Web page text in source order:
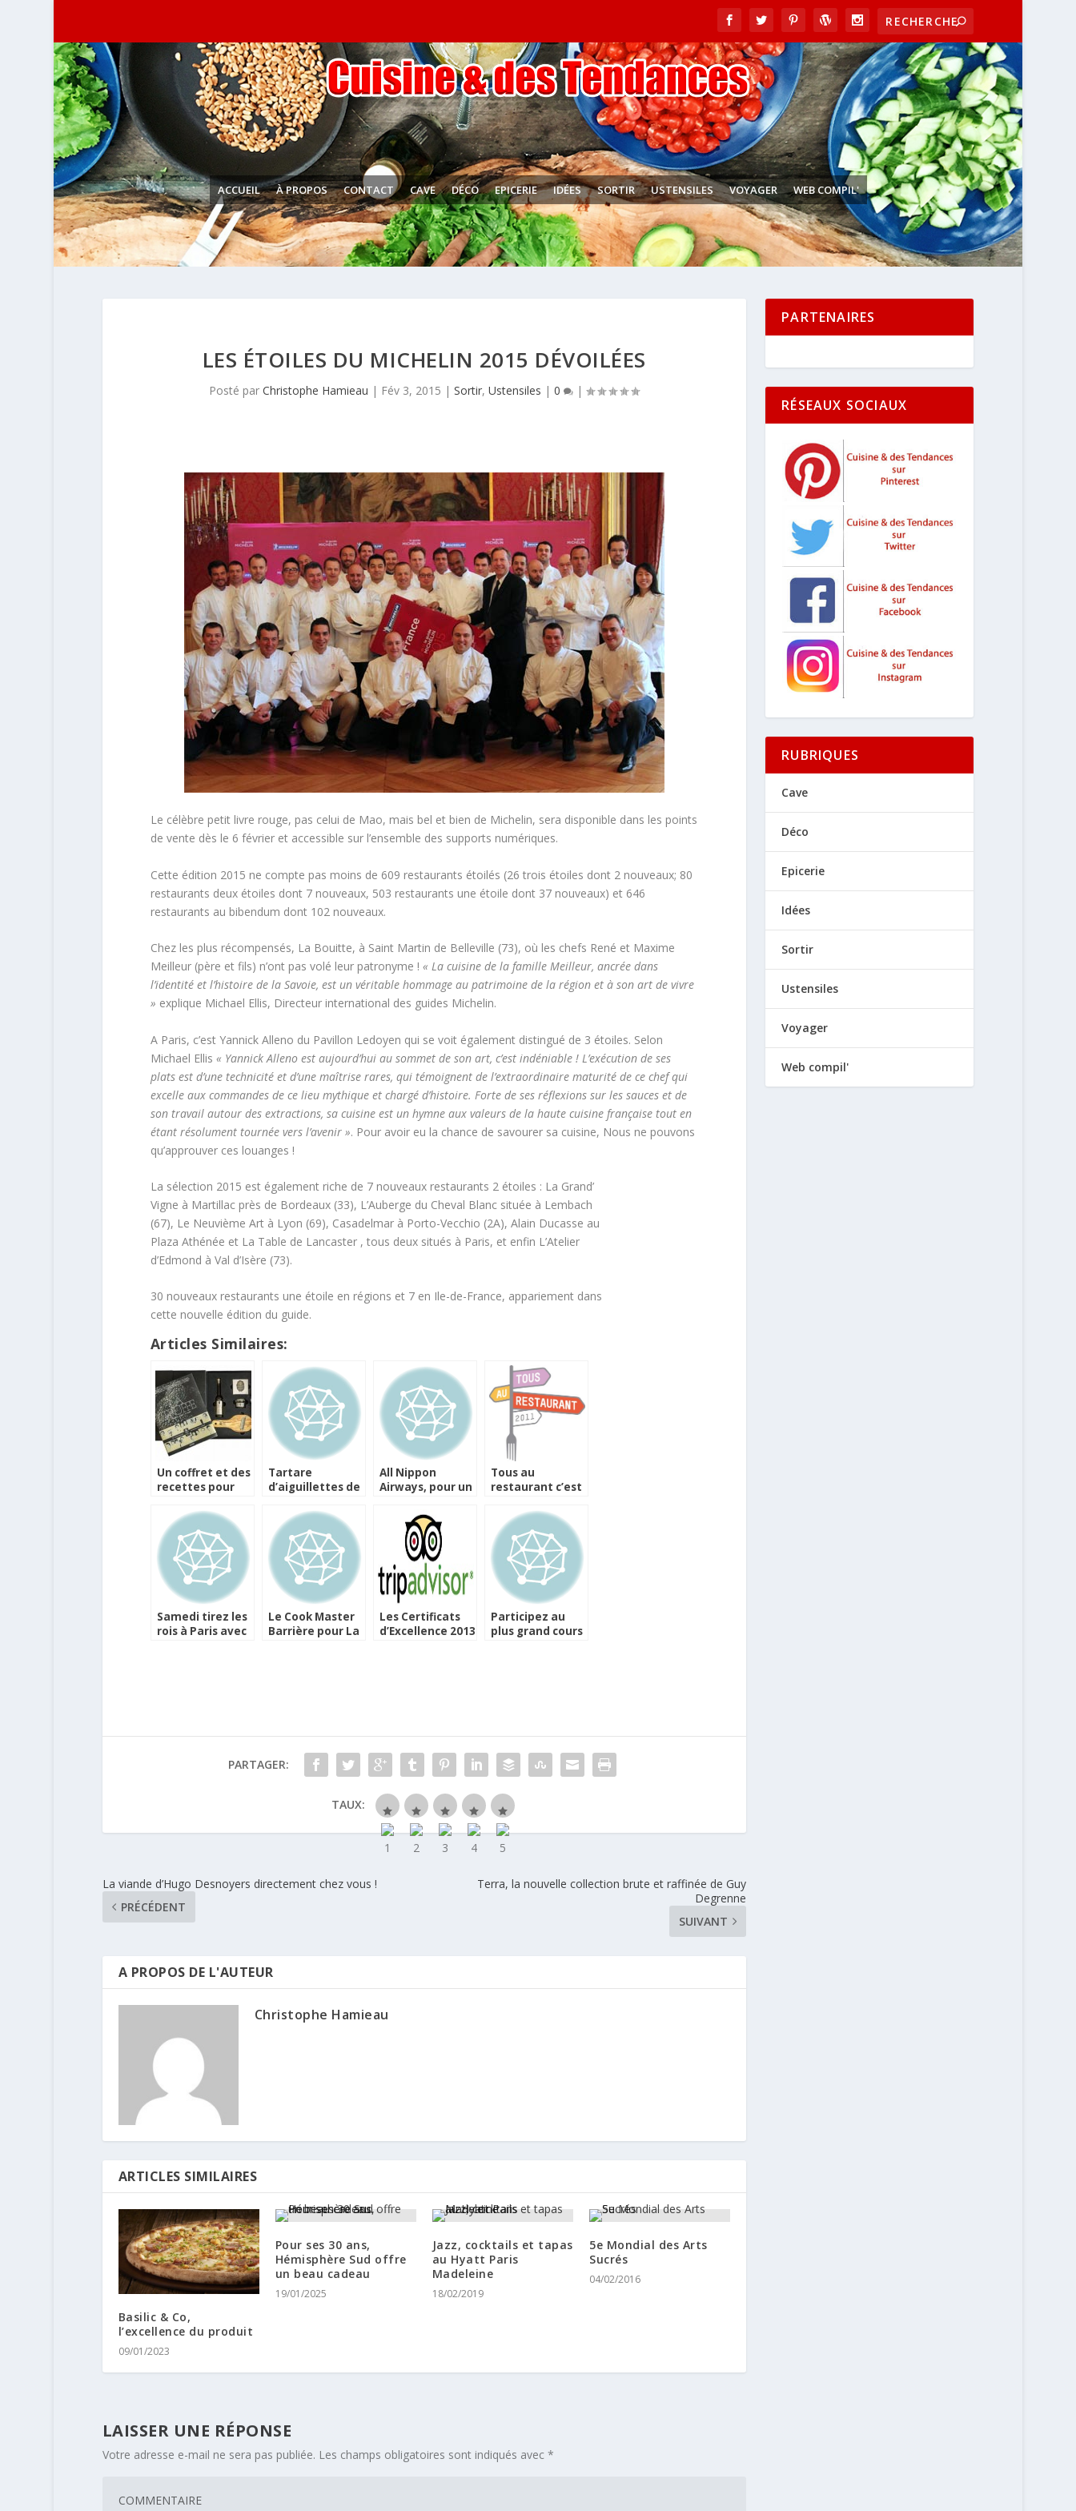
ACCUEIL À PROPOS CONTACT CAVE DÉCO EPICERIE IDÉES SORTIR USTENSILES VOYAGER WEB COMPIL'
LES ÉTOILES DU MICHELIN 2015 DÉVOILÉES
Posté parChristophe Hamieau | Fév 3, 2015 |Sortir,Ustensiles |0 |
Le célèbre petit livre rouge, pas celui de Mao, mais bel et bien de Michelin, sera disponible dans les points
de vente dès le 6 février et accessible sur l’ensemble des supports numériques.
Cette édition 2015 ne compte pas moins de 609 restaurants étoilés (26 trois étoiles dont 2 nouveaux; 80
restaurants deux étoiles dont 7 nouveaux, 503 restaurants une étoile dont 37 nouveaux) et 646
restaurants au bibendum dont 102 nouveaux.
Chez les plus récompensés, La Bouitte, à Saint Martin de Belleville (73), où les chefs René et Maxime
Meilleur (père et fils) n’ont pas volé leur patronyme ! « La cuisine de la famille Meilleur, ancrée dans
l’identité et l’histoire de la Savoie, est un véritable hommage au patrimoine de la région et à son art de vivre
» explique Michael Ellis, Directeur international des guides Michelin.
A Paris, c’est Yannick Alleno du Pavillon Ledoyen qui se voit également distingué de 3 étoiles. Selon
Michael Ellis « Yannick Alleno est aujourd’hui au sommet de son art, c’est indéniable ! L’exécution de ses
plats est d’une technicité et d’une maîtrise rares, qui témoignent de l’extraordinaire maturité de ce chef qui
excelle aux commandes de ce lieu mythique et chargé d’histoire. Forte de ses réflexions sur les sauces et de
son travail autour des extractions, sa cuisine est un hymne aux valeurs de la haute cuisine française tout en
étant résolument tournée vers l’avenir ». Pour avoir eu la chance de savourer sa cuisine, Nous ne pouvons
qu’approuver ces louanges !
La sélection 2015 est également riche de 7 nouveaux restaurants 2 étoiles : La Grand’
Vigne à Martillac près de Bordeaux (33), L’Auberge du Cheval Blanc située à Lembach
(67), Le Neuvième Art à Lyon (69), Casadelmar à Porto-Vecchio (2A), Alain Ducasse au
Plaza Athénée et La Table de Lancaster , tous deux situés à Paris, et enfin L’Atelier
d’Edmond à Val d’Isère (73).
30 nouveaux restaurants une étoile en régions et 7 en Ile-de-France, appariement dans
cette nouvelle édition du guide.
Articles Similaires:
Un coffret et des
recettes pour
de La Maison de
la Truffe
Tartare
d’aiguillettes de
Gillardeau par
Franck Putelat
All Nippon
Airways, pour un
au travers des
étoiles
Tous au
restaurant c’est
Samedi tirez les
rois à Paris avec
Le Cook Master
Barrière pour La
Les Certificats
d’Excellence 2013
Participez au
plus grand cours
PARTAGER:
TAUX:
La viande d’Hugo Desnoyers directement chez vous !
PRÉCÉDENT
Terra, la nouvelle collection brute et raffinée de Guy
Degrenne
SUIVANT
A PROPOS DE L'AUTEUR
Christophe Hamieau
ARTICLES SIMILAIRES
Basilic & Co,
l’excellence du produit
09/01/2023
Pour ses 30 ans,
Hémisphère Sud offre
un beau cadeau
19/01/2025
Jazz, cocktails et tapas
au Hyatt Paris
Madeleine
18/02/2019
5e Mondial des Arts
Sucrés
04/02/2016
LAISSER UNE RÉPONSE
Votre adresse e-mail ne sera pas publiée. Les champs obligatoires sont indiqués avec *
PARTENAIRES
RÉSEAUX SOCIAUX
RUBRIQUES
Cave
Déco
Epicerie
Idées
Sortir
Ustensiles
Voyager
Web compil'